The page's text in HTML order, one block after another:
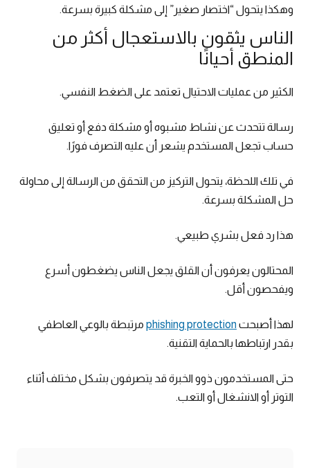
وهكذا يتحول “اختصار صغير” إلى مشكلة كبيرة بسرعة.
الناس يثقون بالاستعجال أكثر من
المنطق أحيانًا
الكثير من عمليات الاحتيال تعتمد على الضغط النفسي.
رسالة تتحدث عن نشاط مشبوه أو مشكلة دفع أو تعليق
حساب تجعل المستخدم يشعر أن عليه التصرف فورًا.
في تلك اللحظة، يتحول التركيز من التحقق من الرسالة إلى محاولة
حل المشكلة بسرعة.
هذا رد فعل بشري طبيعي.
المحتالون يعرفون أن القلق يجعل الناس يضغطون أسرع
ويفحصون أقل.
لهذا أصبحت phishing protection مرتبطة بالوعي العاطفي
بقدر ارتباطها بالحماية التقنية.
حتى المستخدمون ذوو الخبرة قد يتصرفون بشكل مختلف أثناء
التوتر أو الانشغال أو التعب.